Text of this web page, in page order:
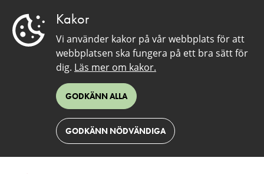
Kakor
Vi använder kakor på vår webbplats för att
webbplatsen ska fungera på ett bra sätt för
dig. Läs mer om kakor.
GODKÄNN ALLA
GODKÄNN NÖDVÄNDIGA